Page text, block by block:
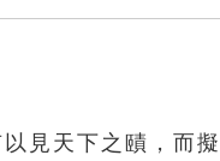
見天下之賾，而